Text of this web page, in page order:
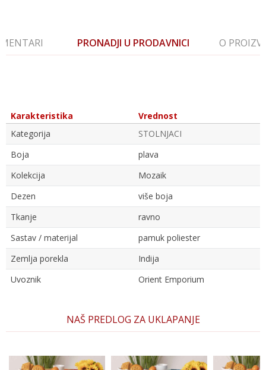
PRONADJI U PRODAVNICI O
Karakteristika
Vrednost
Kategorija
STOLNJACI
Boja
plava
Kolekcija
Mozaik
Dezen
više boja
Tkanje
ravno
Sastav / materijal
pamuk poliester
Zemlja porekla
Indija
Uvoznik
Orient Emporium
NAŠ PREDLOG ZA UKLAPANJE